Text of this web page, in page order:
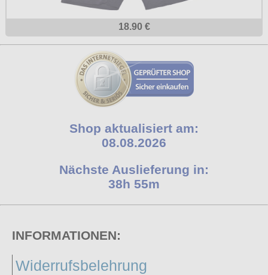
18.90 €
Shop aktualisiert am:
08.08.2026
Nächste Auslieferung in:
38h 55m
INFORMATIONEN:
Widerrufsbelehrung